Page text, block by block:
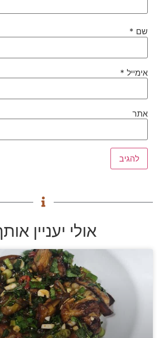
שם*
אימייל*
אתר
אולי יעניין אותך: